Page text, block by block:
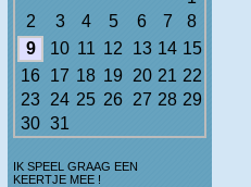
2
3 4 5 6 7
8
9
10 11 12 13 14 15
16 17 18 19 20 21 22
23 24 25 26 27 28 29
30 31
IK SPEEL GRAAG EEN
KEERTJE MEE !